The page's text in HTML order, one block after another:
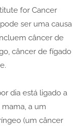
for Cancer
ser uma causa
câncer de
câncer de fígado
dia está ligado a
a um
(um câncer